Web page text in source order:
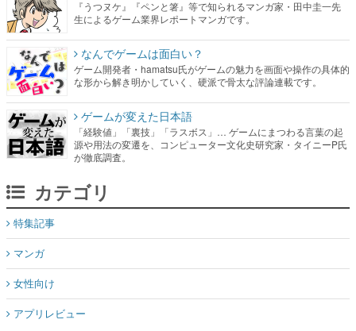
『うつヌケ』『ペンと箸』等で知られるマンガ家・田中圭一先
生によるゲーム業界レポートマンガです。
なんでゲームは面白い？
ゲーム開発者・hamatsu氏がゲームの魅力を画面や操作の具体的
な形から解き明かしていく、硬派で骨太な評論連載です。
ゲームが変えた日本語
「経験値」「裏技」「ラスボス」… ゲームにまつわる言葉の起
源や用法の変遷を、コンピューター文化史研究家・タイニーP氏
が徹底調査。
カテゴリ
特集記事
マンガ
女性向け
アプリレビュー